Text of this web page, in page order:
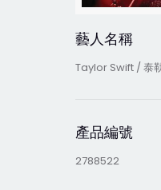
藝人名稱
Taylor Swift / 泰
產品編號
2788522